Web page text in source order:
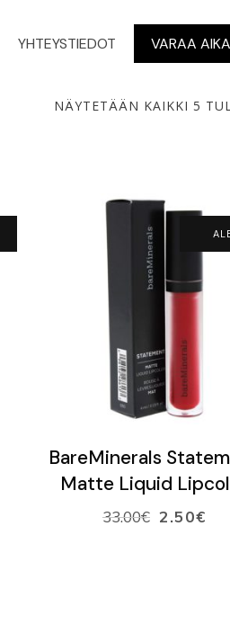
YHTEYSTIEDOT VARAA AIKA
NÄYTETÄÄN KAIKKI 5
VALITSE SÄVY
BareMinerals
Matte Liquid
33.00€ 2.50€